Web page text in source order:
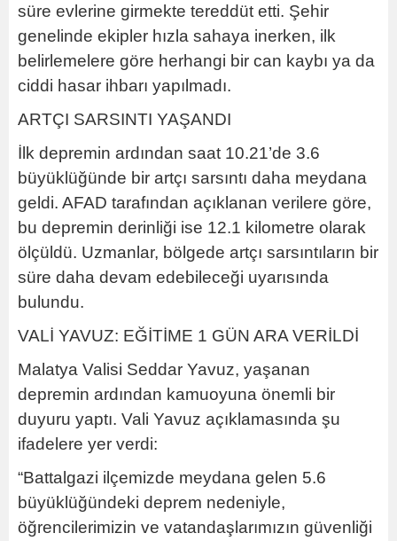
süre evlerine girmekte tereddüt etti. Şehir
genelinde ekipler hızla sahaya inerken, ilk
belirlemelere göre herhangi bir can kaybı ya da
ciddi hasar ihbarı yapılmadı.
ARTÇI SARSINTI YAŞANDI
İlk depremin ardından saat 10.21’de 3.6
büyüklüğünde bir artçı sarsıntı daha meydana
geldi. AFAD tarafından açıklanan verilere göre,
bu depremin derinliği ise 12.1 kilometre olarak
ölçüldü. Uzmanlar, bölgede artçı sarsıntıların bir
süre daha devam edebileceği uyarısında
bulundu.
VALİ YAVUZ: EĞİTİME 1 GÜN ARA VERİLDİ
Malatya Valisi Seddar Yavuz, yaşanan
depremin ardından kamuoyuna önemli bir
duyuru yaptı. Vali Yavuz açıklamasında şu
ifadelere yer verdi:
“Battalgazi ilçemizde meydana gelen 5.6
büyüklüğündeki deprem nedeniyle,
öğrencilerimizin ve vatandaşlarımızın güvenliği